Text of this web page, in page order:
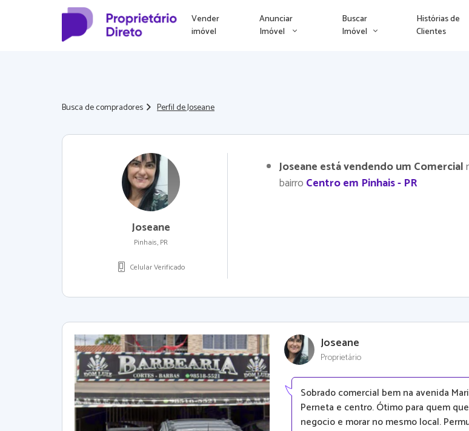
Vender
imóvel
Anunciar
Imóvel
Buscar
Imóvel
Histórias de
Clientes
Busca de compradores Perfil de Joseane
Joseane
Pinhais, PR
Celular Verificado
Joseane está vendendo um Comercial
bairro Centro em Pinhais - PR
Joseane
Proprietário
Sobrado comercial bem na avenida
Perneta e centro. Ótimo para quem
negocio e morar no mesmo local.